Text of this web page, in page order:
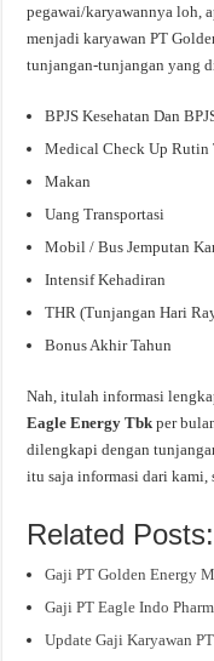
pegawai/karyawannya loh,
menjadi karyawan PT
tunjangan-tunjangan yang
BPJS Kesehatan Dan
Medical Check Up Rutin
Makan
Uang Transportasi
Mobil / Bus Jemputan
Intensif Kehadiran
THR (Tunjangan Hari
Bonus Akhir Tahun
Nah, itulah informasi
Eagle Energy Tbkper
dilengkapi dengan
itu saja informasi dari kami,
Related Posts:
Gaji PT Golden Energy
Gaji PT Eagle Indo
Update Gaji Karyawan